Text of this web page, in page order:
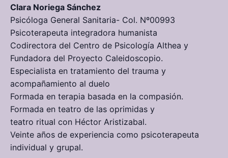
Clara Noriega Sánchez
Psicóloga General Sanitaria- Col. Nº00993
Psicoterapeuta integradora humanista
Codirectora del Centro de Psicología Althea y
Fundadora del Proyecto Caleidoscopio.
Especialista en tratamiento del trauma y
acompañamiento al duelo
Formada en terapia basada en la compasión.
Formada en teatro de las oprimidas y
teatro ritual con Héctor Aristizabal.
Veinte años de experiencia como psicoterapeuta
individual y grupal.